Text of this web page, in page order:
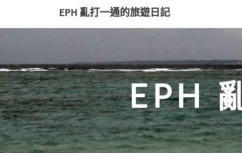
EPH 亂打一通的旅遊日記
EPH